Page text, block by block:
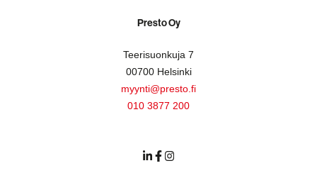
Presto Oy
Teerisuonkuja 7
00700 Helsinki
myynti@presto.fi
010 3877 200